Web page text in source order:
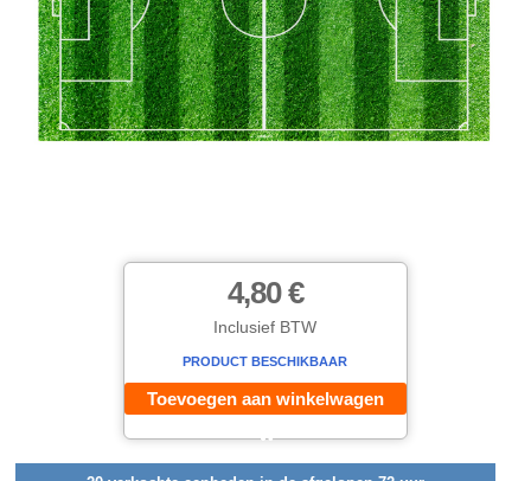
4,80 €
Inclusief BTW
PRODUCT BESCHIKBAAR
Toevoegen aan winkelwagen